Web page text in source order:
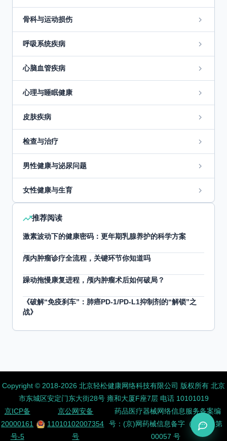
骨科与运动损伤
呼吸系统疾病
心脑血管疾病
心理与睡眠健康
皮肤疾病
检查与治疗
男性健康与泌尿问题
女性健康与生育
推荐阅读
激素波动下的健康密码：更年期乳腺养护的科学方案
颅内肿瘤诊疗全流程，关键环节你知道吗
躁动拖慢康复进程，颅内肿瘤术后如何破局？
《破解“免疫刹车”：肺癌PD-1/PD-L1抑制剂的“解锁”之
战》
Copyright ©️ 2018-2026 北京轻松健康网络科技有限公司 版权所有 北京
市东城区安定门东大街28号 雍和大厦F座7层 电话 10101019
京ICP备
20000161
号-5
京公网安备
11010102007354
号
药品医疗器械网络信息服务备案编
号：(京)网药械信息备字（2026）第
00057 号